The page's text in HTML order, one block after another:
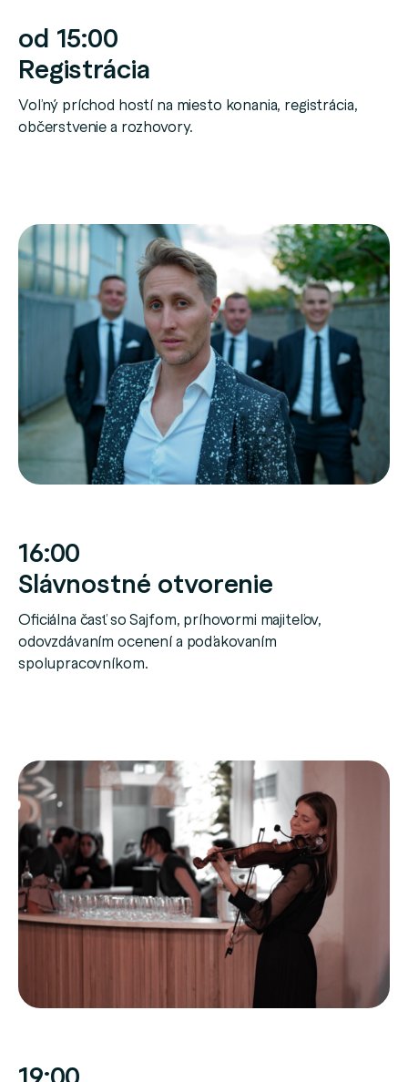
od 15:00
Registrácia
Voľný príchod hostí na miesto konania, registrácia,
občerstvenie a rozhovory.
16:00
Slávnostné otvorenie
Oficiálna časť so Sajfom, príhovormi majiteľov,
odovzdávaním ocenení a poďakovaním
spolupracovníkom.